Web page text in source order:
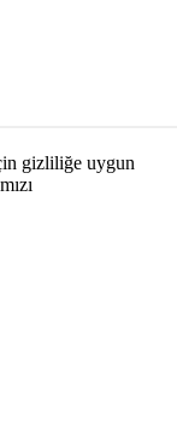
gizliliğe uygun